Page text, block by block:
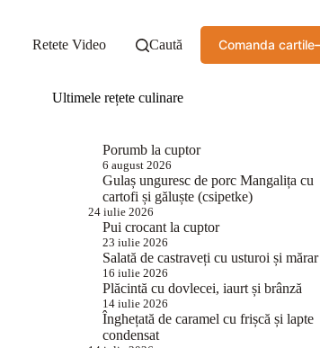
Retete Video Caută Comanda cartile
Ultimele rețete culinare
Porumb la cuptor
6 august 2026
Gulaș unguresc de porc Mangalița cu
cartofi și găluște (csipetke)
24 iulie 2026
Pui crocant la cuptor
23 iulie 2026
Salată de castraveți cu usturoi și mărar
16 iulie 2026
Plăcintă cu dovlecei, iaurt și brânză
14 iulie 2026
Înghețată de caramel cu frișcă și lapte
condensat